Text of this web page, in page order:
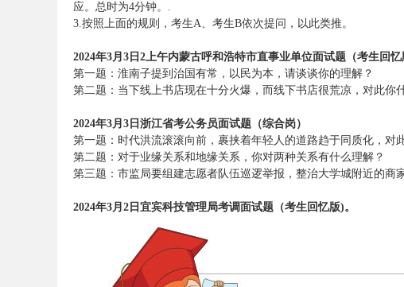
应。总时为4分钟。.
3.按照上面的规则，考生A、考生B依次提问，以此类推。
2024年3月3日2上午内蒙古呼和浩特市直事业单位面试题（考生回忆
第一题： 淮南子提到治国有常，以民为本，请谈谈你的理解？
第二题： 当下线上书店现在十分火爆，而线下书店很荒凉，对此你
2024年3月3日浙江省考公务员面试题（综合岗）
第一题：时代洪流滚滚向前，裹挟着年轻人的道路趋于同质化，对
第二题：对于业缘关系和地缘关系，你对两种关系有什么理解？
第三题：市监局要组建志愿者队伍巡逻举报，整治大学城附近的商
2024年3月2日宜宾科技管理局考调面试题（考生回忆版)。